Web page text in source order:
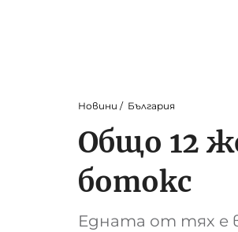
Новини България
Общо 12
ботокс
Едната от тях е